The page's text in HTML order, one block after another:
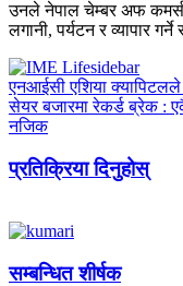
उनले नेपाल चेम्बर अफ कमर्स
लगानी, पर्यटन र व्यापार
एनआईसी एशिया
सेयर बजारमा रेकर्ड ब्रेक :
नजिक
प्रतिक्रिया दिनुहोस्
सम्बन्धित शीर्षक